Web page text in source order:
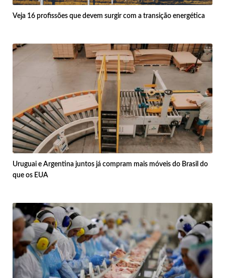
Veja 16 profissões que devem surgir com a transição energética
Uruguai e Argentina juntos já compram mais móveis do Brasil do
que os EUA